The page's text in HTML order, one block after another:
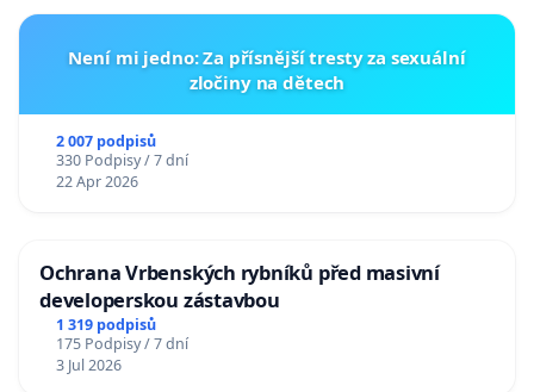
Není mi jedno: Za přísnější tresty za sexuální
zločiny na dětech
2 007 podpisů
330 Podpisy / 7 dní
22 Apr 2026
Ochrana Vrbenských rybníků před masivní
developerskou zástavbou
1 319 podpisů
175 Podpisy / 7 dní
3 Jul 2026